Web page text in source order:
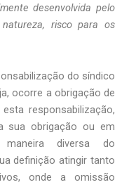
desenvolvida pelo
risco para os
do síndico
ocorre a obrigação de
responsabilização,
sua obrigação ou em
diversa do
definição atingir tanto
onde a omissão